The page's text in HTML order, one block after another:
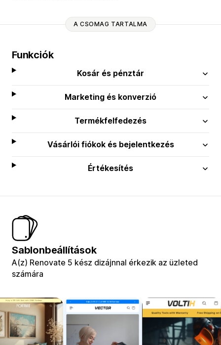
A CSOMAG TARTALMA
Funkciók
Kosár és pénztár
Marketing és konverzió
Termékfelfedezés
Vásárlói fiókok és bejelentkezés
Értékesítés
Sablonbeállítások
A(z) Renovate 5 kész dizájnnal érkezik az üzleted
számára